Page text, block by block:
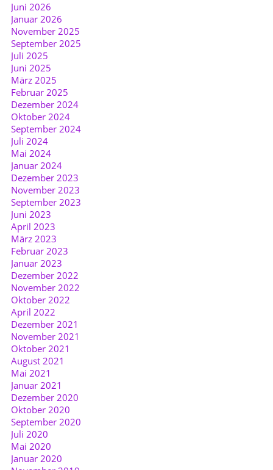
Juni 2026
Januar 2026
November 2025
September 2025
Juli 2025
Juni 2025
März 2025
Februar 2025
Dezember 2024
Oktober 2024
September 2024
Juli 2024
Mai 2024
Januar 2024
Dezember 2023
November 2023
September 2023
Juni 2023
April 2023
März 2023
Februar 2023
Januar 2023
Dezember 2022
November 2022
Oktober 2022
April 2022
Dezember 2021
November 2021
Oktober 2021
August 2021
Mai 2021
Januar 2021
Dezember 2020
Oktober 2020
September 2020
Juli 2020
Mai 2020
Januar 2020